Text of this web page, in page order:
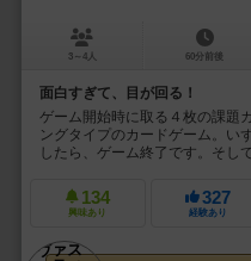
3～4人 60分前後
面白すぎて、目が回る！
ゲーム開始時に取る４枚の課題
ングタイプのカードゲーム。い
したら、ゲーム終了です。そし
134
興味あり
327
経験あり